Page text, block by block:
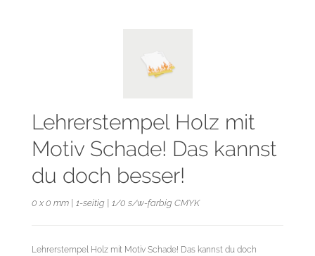
Lehrerstempel Holz mit
Motiv Schade! Das kannst
du doch besser!
0 x 0 mm | 1-seitig | 1/0 s/w-farbig CMYK
Lehrerstempel Holz mit Motiv Schade! Das kannst du doch